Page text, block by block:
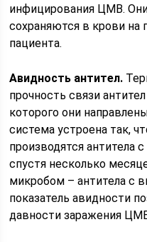
инфицирования ЦМВ.
сохраняются в крови
пациента.
Авидность антител.
прочность связи
которого они
система устроена так,
производятся антитела
спустя несколько
микробом – антитела с
показатель авидности
давности заражения